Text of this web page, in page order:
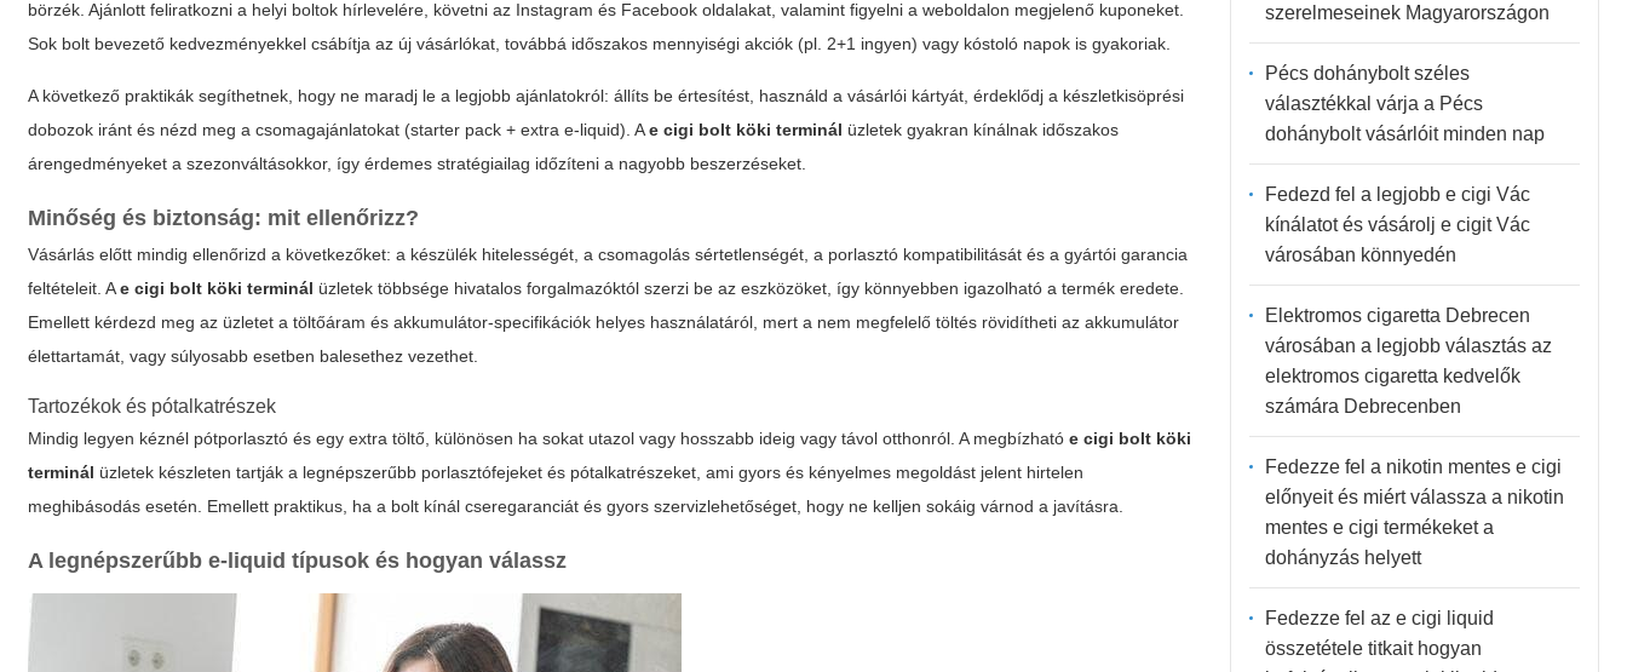
börzék. Ajánlott feliratkozni a helyi boltok hírlevelére, követni az Instagram és Facebook oldalakat, valamint figyelni a weboldalon megjelenő kuponeket.
Sok bolt bevezető kedvezményekkel csábítja az új vásárlókat, továbbá időszakos mennyiségi akciók (pl. 2+1 ingyen) vagy kóstoló napok is gyakoriak.
A következő praktikák segíthetnek, hogy ne maradj le a legjobb ajánlatokról: állíts be értesítést, használd a vásárlói kártyát, érdeklődj a készletkisöprési
dobozok iránt és nézd meg a csomagajánlatokat (starter pack + extra e-liquid). Ae cigi bolt köki terminál üzletek gyakran kínálnak időszakos
árengedményeket a szezonváltásokkor, így érdemes stratégiailag időzíteni a nagyobb beszerzéseket.
Minőség és biztonság: mit ellenőrizz?
Vásárlás előtt mindig ellenőrizd a következőket: a készülék hitelességét, a csomagolás sértetlenségét, a porlasztó kompatibilitását és a gyártói garancia
feltételeit. Ae cigi bolt köki terminál üzletek többsége hivatalos forgalmazóktól szerzi be az eszközöket, így könnyebben igazolható a termék eredete.
Emellett kérdezd meg az üzletet a töltőáram és akkumulátor-specifikációk helyes használatáról, mert a nem megfelelő töltés rövidítheti az akkumulátor
élettartamát, vagy súlyosabb esetben balesethez vezethet.
Tartozékok és pótalkatrészek
Mindig legyen kéznél pótporlasztó és egy extra töltő, különösen ha sokat utazol vagy hosszabb ideig vagy távol otthonról. A megbízhatóe cigi bolt köki
terminál üzletek készleten tartják a legnépszerűbb porlasztófejeket és pótalkatrészeket, ami gyors és kényelmes megoldást jelent hirtelen
meghibásodás esetén. Emellett praktikus, ha a bolt kínál cseregaranciát és gyors szervizlehetőséget, hogy ne kelljen sokáig várnod a javításra.
A legnépszerűbb e-liquid típusok és hogyan válassz
szerelmeseinek Magyarországon
Pécs dohánybolt széles
választékkal várja a Pécs
dohánybolt vásárlóit minden nap
Fedezd fel a legjobb e cigi Vác
kínálatot és vásárolj e cigit Vác
városában könnyedén
Elektromos cigaretta Debrecen
városában a legjobb választás az
elektromos cigaretta kedvelők
számára Debrecenben
Fedezze fel a nikotin mentes e cigi
előnyeit és miért válassza a nikotin
mentes e cigi termékeket a
dohányzás helyett
Fedezze fel az e cigi liquid
összetétele titkait hogyan